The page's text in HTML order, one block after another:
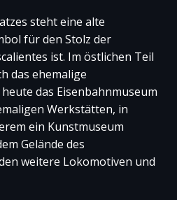
steht eine alte
für den Stolz der
ist. Im östlichen Teil
das ehemalige
das Eisenbahnmuseum
Werkstätten, in
ein Kunstmuseum
Gelände des
weitere Lokomotiven und